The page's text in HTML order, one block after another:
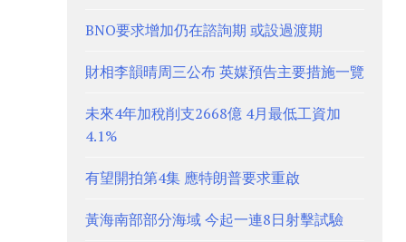
BNO要求增加仍在諮詢期 或設過渡期
財相李韻晴周三公布 英媒預告主要措施一覽
未來4年加稅削支2668億 4月最低工資加
4.1%
有望開拍第4集 應特朗普要求重啟
黃海南部部分海域 今起一連8日射擊試驗